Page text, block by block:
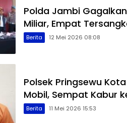
Polda Jambi
Miliar, Empat
Berita 12 Mei 2026 08:08
Polsek Pringsewu
Mobil, Sempat Kabur
Berita 11 Mei 2026 15:53